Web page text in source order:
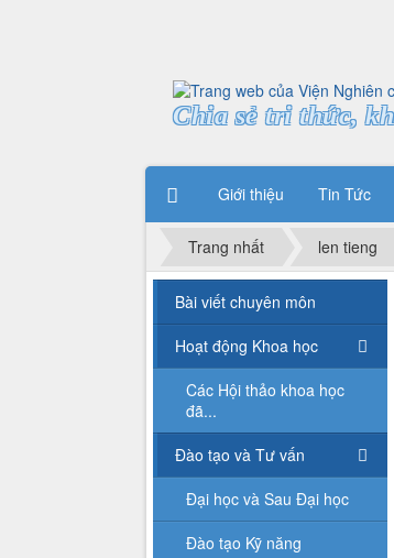
Chia sẻ tri thức,
Giới thiệu Tin Tức
Trang nhất len tieng
Bài viết chuyên môn
Hoạt động Khoa học
Các Hội thảo khoa học
đã...
Đào tạo và Tư vấn
Đại học và Sau Đại học
Đào tạo Kỹ năng